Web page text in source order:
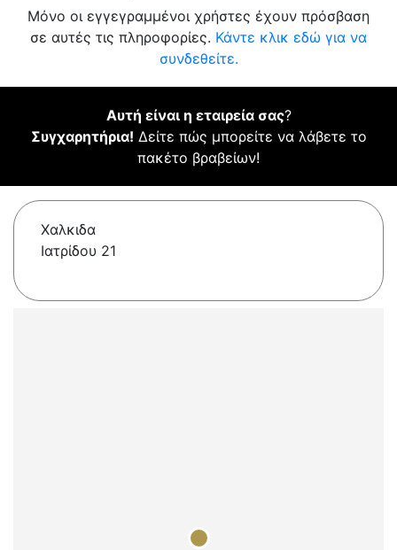
Μόνο οι εγγεγραμμένοι χρήστες έχουν πρόσβαση
σε αυτές τις πληροφορίες. Κάντε κλικ εδώ για να
συνδεθείτε.
Αυτή είναι η εταιρεία σας?
Συγχαρητήρια! Δείτε πώς μπορείτε να λάβετε το
πακέτο βραβείων!
Χαλκιδα
Ιατρίδου 21